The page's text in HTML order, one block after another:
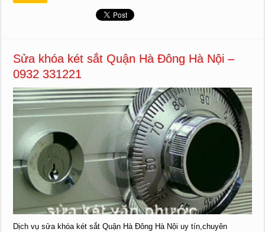
Sửa khóa két sắt Quận Hà Đông Hà Nội –
0932 331221
Dịch vụ sửa khóa két sắt Quận Hà Đông Hà Nội uy tín,chuyên